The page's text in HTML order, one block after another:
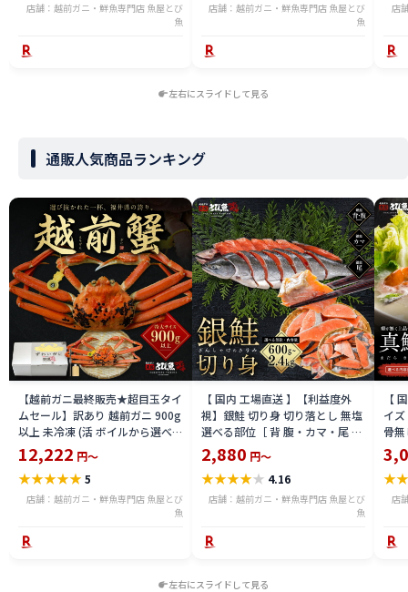
店舗：越前ガニ・鮮魚専門店 魚屋とび
魚
店舗：越前ガニ・鮮魚専門店 魚屋とび
魚
店
左右にスライドして見る
通販人気商品ランキング
【越前ガニ最終販売★超目玉タイ
ムセール】訳あり 越前ガニ 900g
以上 未冷凍 (活 ボイルから選べ
る) 福井県産 国産 産地直送 脚折
れ 訳ありカニ 越前がに ズワイガ
ニ 越前 かに 送料無料 etz-900w
12,222 円～
★★★★★5
店舗：越前ガニ・鮮魚専門店 魚屋とび
魚
【 国内 工場直送 】【利益度外
視】銀鮭 切り身 切り落とし 無塩
選べる部位［ 背 腹・カマ・尾 ］
600g〜2.4kg 骨取り・骨無し 骨
あり 切り落とし 骨取り・骨無し
切身 ses2301-12ka
2,880 円～
★★★★★ 4.16
店舗：越前ガニ・鮮魚専門店 魚屋とび
魚
【
イ
骨
(真
ライ
★
店
左右にスライドして見る